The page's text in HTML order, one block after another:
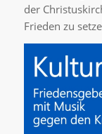
der
Frieden zu